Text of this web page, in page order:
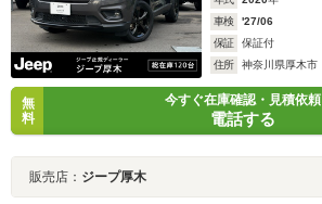
車検
'27/06
保証
保証付
住所
神奈川県厚木市
無
料
今すぐ在庫確認・見積依頼
電話する
販売店： ジープ厚木